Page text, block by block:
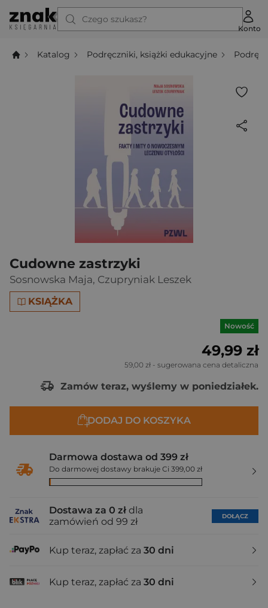
Czego szukasz?
Konto
Katalog Podręczniki, książki edukacyjne
Cudowne zastrzyki
Sosnowska Maja, Czupryniak Leszek
KSIĄŻKA
Nowość
49,99 zł
59,00 zł - sugerowana cena detaliczna
Zamów teraz, wyślemy w poniedziałek.
DODAJ DO KOSZYKA
Darmowa dostawa od 399 zł
Do darmowej dostawy brakuje Ci 399,00 zł
Dostawa za 0 zł dla
zamówień od 99 zł
DOŁĄCZ
Kup teraz, zapłać za 30 dni
Kup teraz, zapłać za 30 dni